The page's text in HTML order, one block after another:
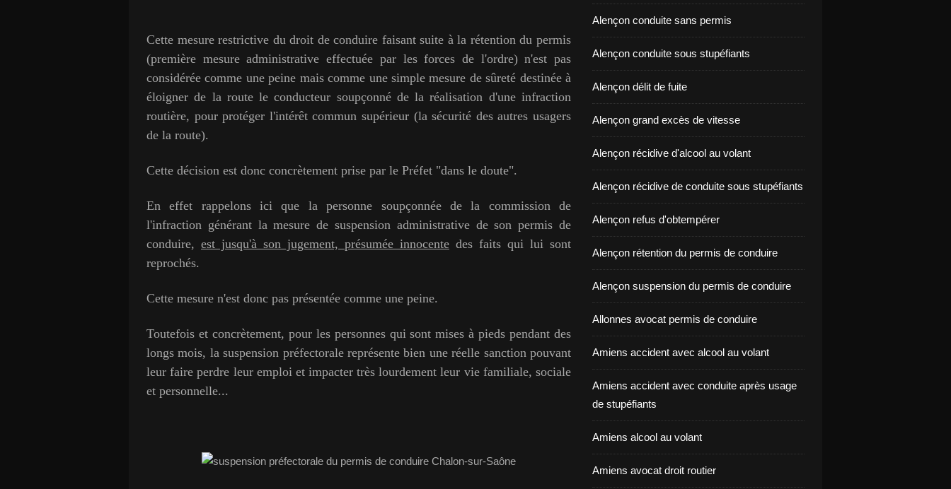
Cette mesure restrictive du droit de conduire faisant suite à la rétention du permis
(première mesure administrative effectuée par les forces de l'ordre) n'est pas
considérée comme une peine mais comme une simple mesure de sûreté destinée à
éloigner de la route le conducteur soupçonné de la réalisation d'une infraction
routière, pour protéger l'intérêt commun supérieur (la sécurité des autres usagers
de la route).
Cette décision est donc concrètement prise par le Préfet "dans le doute".
En effet rappelons ici que la personne soupçonnée de la commission de
l'infraction générant la mesure de suspension administrative de son permis de
conduire, est jusqu'à son jugement, présumée innocente des faits qui lui sont
reprochés.
Cette mesure n'est donc pas présentée comme une peine.
Toutefois et concrètement, pour les personnes qui sont mises à pieds pendant des
longs mois, la suspension préfectorale représente bien une réelle sanction pouvant
leur faire perdre leur emploi et impacter très lourdement leur vie familiale, sociale
et personnelle...
​​​​​​​Alençon conduite sans permis
Alençon conduite sous stupéfiants
Alençon délit de fuite
Alençon grand excès de vitesse
Alençon récidive d'alcool au volant
Alençon récidive de conduite sous stupéfiants
Alençon refus d'obtempérer
Alençon rétention du permis de conduire
Alençon suspension du permis de conduire
Allonnes avocat permis de conduire
Amiens accident avec alcool au volant
Amiens accident avec conduite après usage
de stupéfiants
Amiens alcool au volant
Amiens avocat droit routier